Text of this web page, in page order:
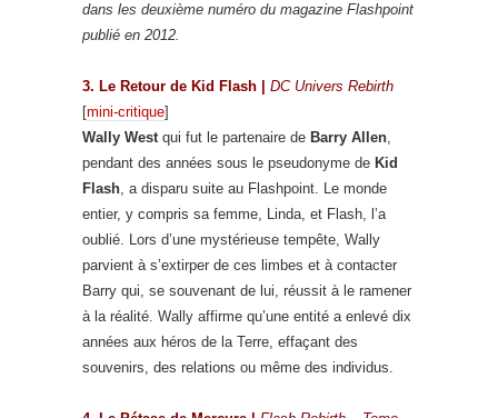
dans les deuxième numéro du magazine Flashpoint
publié en 2012.
3. Le Retour de Kid Flash | DC Univers Rebirth
[mini-critique]
Wally Westqui fut le partenaire de Barry Allen,
pendant des années sous le pseudonyme de Kid
Flash, a disparu suite au Flashpoint. Le monde
entier, y compris sa femme, Linda, et Flash, l’a
oublié. Lors d’une mystérieuse tempête, Wally
parvient à s’extirper de ces limbes et à contacter
Barry qui, se souvenant de lui, réussit à le ramener
à la réalité. Wally affirme qu’une entité a enlevé dix
années aux héros de la Terre, effaçant des
souvenirs, des relations ou même des individus.